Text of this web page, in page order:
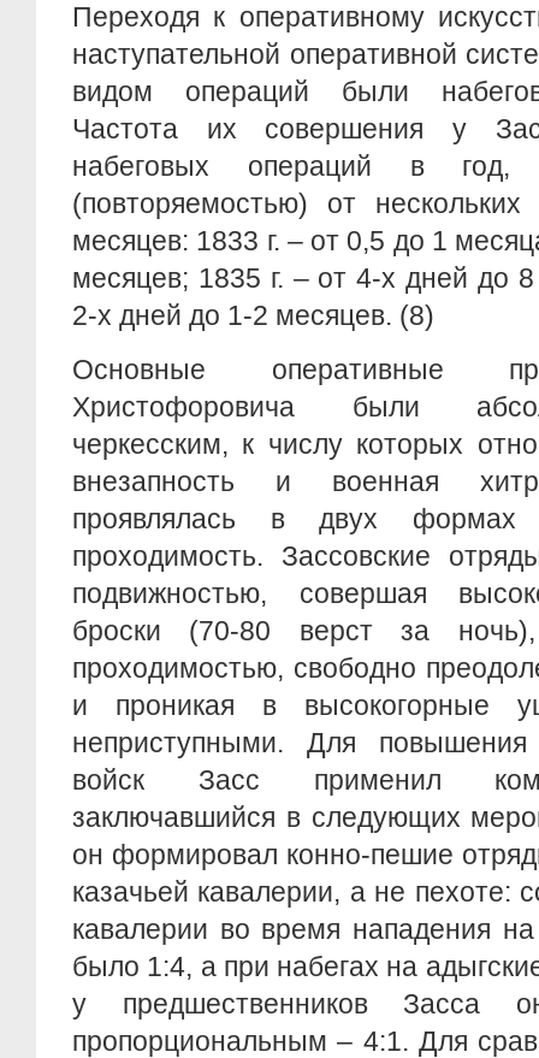
Переходя к оперативному
наступательной оперативной
видом операций были
Частота их совершения у
набеговых операций в год,
(повторяемостью) от
месяцев: 1833 г. – от 0,5 до 1
месяцев; 1835 г. – от 4-х дней до
2-х дней до 1-2 месяцев. (8)
Основные оперативные
Христофоровича были
черкесским, к числу которых
внезапность и военная
проявлялась в двух
проходимость. Зассовские
подвижностью, совершая
броски (70-80 верст за
проходимостью, свободно
и проникая в высокогорные
неприступными. Для
войск Засс применил
заключавшийся в следующих
он формировал конно-пешие
казачьей кавалерии, а не пехоте:
кавалерии во время нападения
было 1:4, а при набегах на
у предшественников Засса
пропорциональным – 4:1. Для